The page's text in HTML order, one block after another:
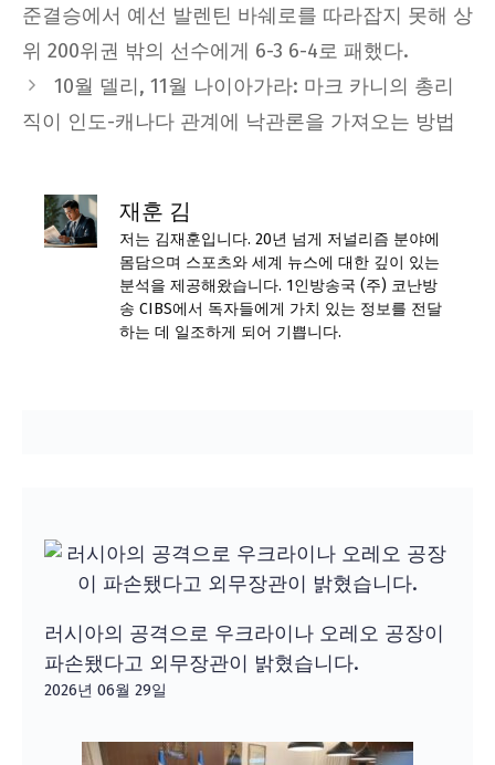
준결승에서 예선 발렌틴 바쉐로를 따라잡지 못해 상
위 200위권 밖의 선수에게 6-3 6-4로 패했다.
10월 델리, 11월 나이아가라: 마크 카니의 총리
직이 인도-캐나다 관계에 낙관론을 가져오는 방법
재훈 김
저는 김재훈입니다. 20년 넘게 저널리즘 분야에
몸담으며 스포츠와 세계 뉴스에 대한 깊이 있는
분석을 제공해왔습니다. 1인방송국 (주) 코난방
송 CIBS에서 독자들에게 가치 있는 정보를 전달
하는 데 일조하게 되어 기쁩니다.
러시아의 공격으로 우크라이나 오레오 공장이
파손됐다고 외무장관이 밝혔습니다.
2026년 06월 29일